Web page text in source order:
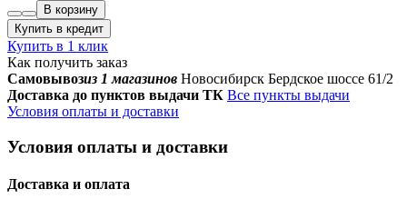
В корзину
Купить в кредит
Купить в 1 клик
Как получить заказ
Самовывозиз 1 магазинов Новосибирск Бердское шоссе 61/2
Доставка до пунктов выдачи ТК Все пункты выдачи
Условия оплаты и доставки
Условия оплаты и доставки
Доставка и оплата